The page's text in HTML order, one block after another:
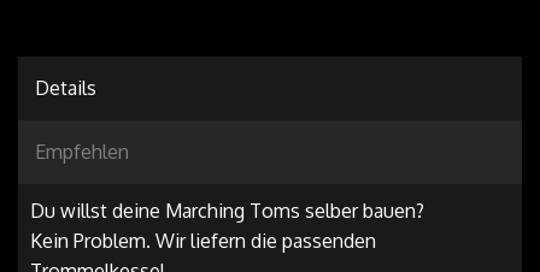
Details
Empfehlen
Du willst deine Marching Toms selber bauen?
Kein Problem. Wir liefern die passenden